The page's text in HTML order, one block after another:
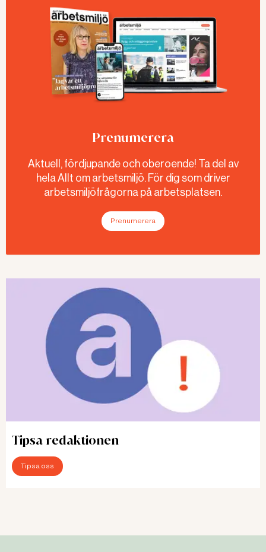
Prenumerera
Aktuell, fördjupande och oberoende! Ta del av
hela Allt om arbetsmiljö. För dig som driver
arbetsmiljöfrågorna på arbetsplatsen.
Prenumerera
Tipsa redaktionen
Tipsa oss